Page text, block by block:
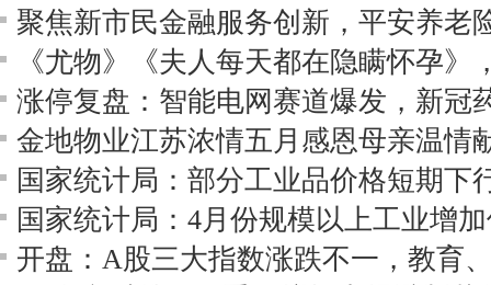
金地物业江苏浓情五月感恩母亲温情
国家统计局：4月份规模以上工业增